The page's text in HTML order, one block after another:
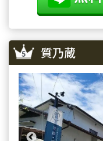
質乃蔵